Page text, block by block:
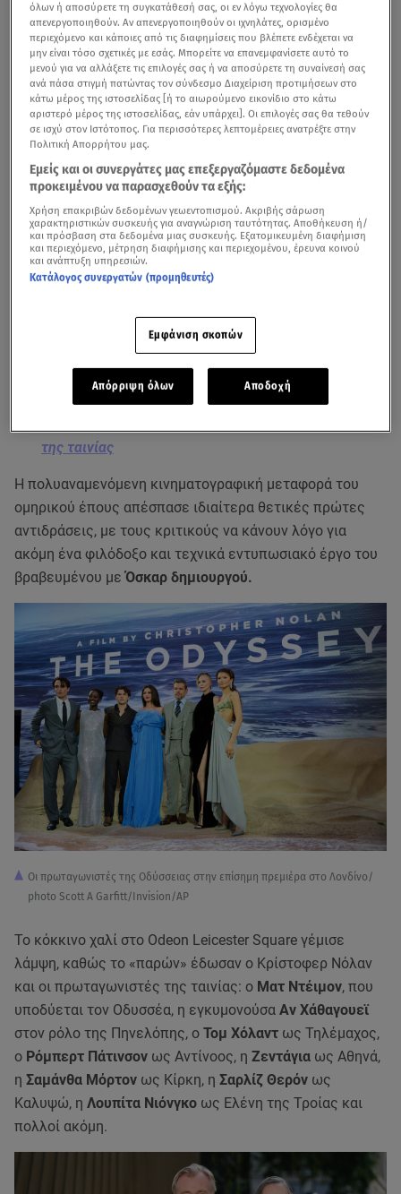
«Οδύσσεια» του Κρίστοφερ Νόλαν
Δευτέρας 6 Ιουλίου, λίγες ημέρες πριν από την προβολή
της στις κινηματογραφικές αίθουσες.
της ταινίας
Η πολυαναμενόμενη κινηματογραφική μεταφορά του
ομηρικού έπους απέσπασε ιδιαίτερα θετικές πρώτες
αντιδράσεις, με τους κριτικούς να κάνουν λόγο για
ακόμη ένα φιλόδοξο και τεχνικά εντυπωσιακό έργο του
βραβευμένου μεΌσκαρ δημιουργού.
Οι πρωταγωνιστές της Οδύσσειας στην επίσημη πρεμιέρα στο Λονδίνο/
photo Scott A Garfitt/Invision/AP
Το κόκκινο χαλί στο Odeon Leicester Square γέμισε
λάμψη, καθώς το «παρών» έδωσαν ο Κρίστοφερ Νόλαν
και οι πρωταγωνιστές της ταινίας: ο Ματ Ντέιμον, που
υποδύεται τον Οδυσσέα, η εγκυμονούσα Αν Χάθαγουεϊ
στον ρόλο της Πηνελόπης, ο Τομ Χόλαντ ως Τηλέμαχος,
ο Ρόμπερτ Πάτινσον ως Αντίνοος, η Ζεντάγια ως Αθηνά,
η Σαμάνθα Μόρτον ως Κίρκη, η Σαρλίζ Θερόν ως
Καλυψώ, η Λουπίτα Νιόνγκο ως Ελένη της Τροίας και
πολλοί ακόμη.
όλων ή αποσύρετε τη συγκατάθεσή σας, οι εν λόγω τεχνολογίες θα
απενεργοποιηθούν. Αν απενεργοποιηθούν οι ιχνηλάτες, ορισμένο
περιεχόμενο και κάποιες από τις διαφημίσεις που βλέπετε ενδέχεται να
μην είναι τόσο σχετικές με εσάς. Μπορείτε να επανεμφανίσετε αυτό το
μενού για να αλλάξετε τις επιλογές σας ή να αποσύρετε τη συναίνεσή σας
ανά πάσα στιγμή πατώντας τον σύνδεσμο Διαχείριση προτιμήσεων στο
κάτω μέρος της ιστοσελίδας [ή το αιωρούμενο εικονίδιο στο κάτω
αριστερό μέρος της ιστοσελίδας, εάν υπάρχει]. Οι επιλογές σας θα τεθούν
σε ισχύ στον Ιστότοπος. Για περισσότερες λεπτομέρειες ανατρέξτε στην
Πολιτική Απορρήτου μας.
Εμείς και οι συνεργάτες μας επεξεργαζόμαστε δεδομένα
προκειμένου να παρασχεθούν τα εξής:
Χρήση επακριβών δεδομένων γεωεντοπισμού. Ακριβής σάρωση
χαρακτηριστικών συσκευής για αναγνώριση ταυτότητας. Αποθήκευση ή/
και πρόσβαση στα δεδομένα μιας συσκευής. Εξατομικευμένη διαφήμιση
και περιεχόμενο, μέτρηση διαφήμισης και περιεχομένου, έρευνα κοινού
και ανάπτυξη υπηρεσιών.
Κατάλογος συνεργατών (προμηθευτές)
Εμφάνιση σκοπών
Απόρριψη όλων Αποδοχή